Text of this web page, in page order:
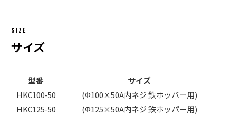
SIZE
サイズ
型番
サイズ
HKC100-50
(Φ100×50A内ネジ 鉄ホッパー用)
HKC125-50
(Φ125×50A内ネジ 鉄ホッパー用)